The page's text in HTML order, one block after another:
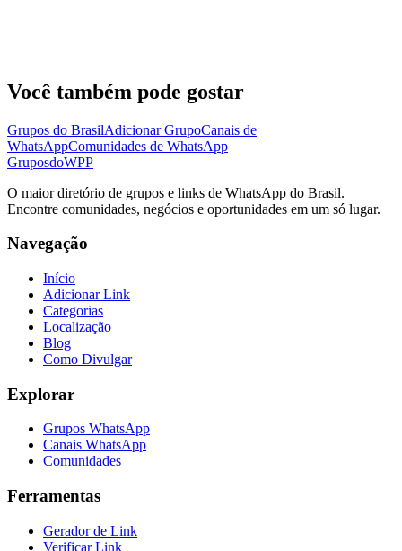
Você também pode gostar
Grupos do BrasilAdicionar GrupoCanais de
WhatsAppComunidades de WhatsApp
GruposdoWPP
O maior diretório de grupos e links de WhatsApp do Brasil.
Encontre comunidades, negócios e oportunidades em um só lugar.
Navegação
Início
Adicionar Link
Categorias
Localização
Blog
Como Divulgar
Explorar
Grupos WhatsApp
Canais WhatsApp
Comunidades
Ferramentas
Gerador de Link
Verificar Link